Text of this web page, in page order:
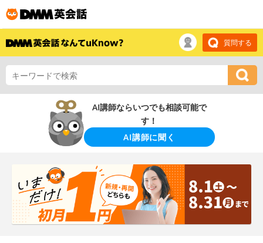
質問する
AI講師ならいつでも相談可能で
す！
AI講師に聞く